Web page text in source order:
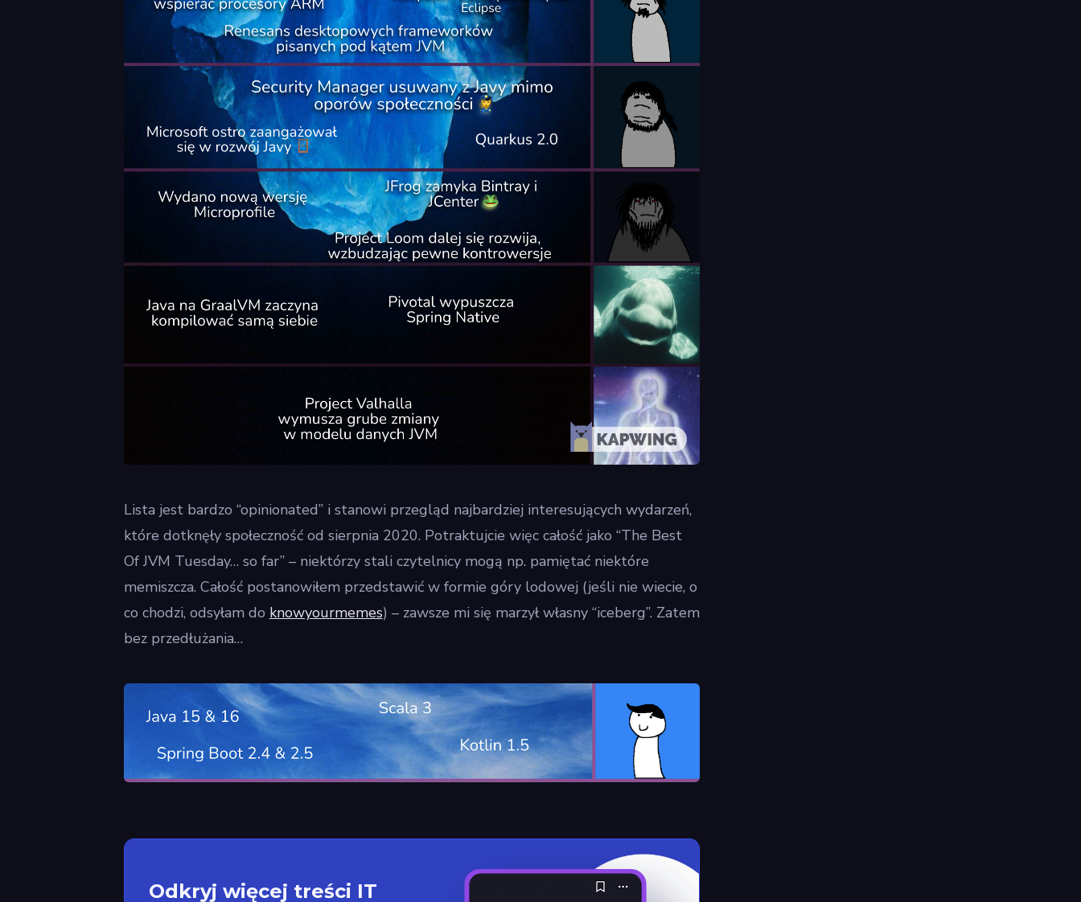
Lista jest bardzo “opinionated” i stanowi przegląd najbardziej interesujących wydarzeń,
które dotknęły społeczność od sierpnia 2020. Potraktujcie więc całość jako “The Best
Of JVM Tuesday… so far” – niektórzy stali czytelnicy mogą np. pamiętać niektóre
memiszcza. Całość postanowiłem przedstawić w formie góry lodowej (jeśli nie wiecie, o
co chodzi, odsyłam do knowyourmemes) – zawsze mi się marzył własny “iceberg”. Zatem
bez przedłużania…
Odkryj więcej treści IT